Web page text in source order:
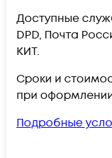
Доступные
DPD, Почта
КИТ.
Сроки и
при
Подробные